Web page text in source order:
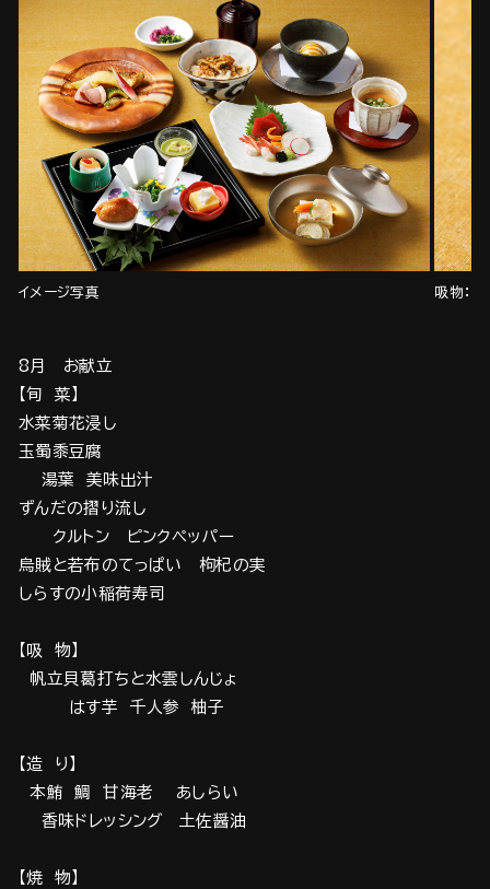
イメージ写真 吸物：
8月 お献立
【旬 菜】
水菜菊花浸し
玉蜀黍豆腐
湯葉 美味出汁
ずんだの摺り流し
クルトン ピンクペッパー
烏賊と若布のてっぱい 枸杞の実
しらすの小稲荷寿司
【吸 物】
帆立貝葛打ちと水雲しんじょ
はす芋 千人参 柚子
【造 り】
本鮪 鯛 甘海老 あしらい
香味ドレッシング 土佐醤油
【焼 物】